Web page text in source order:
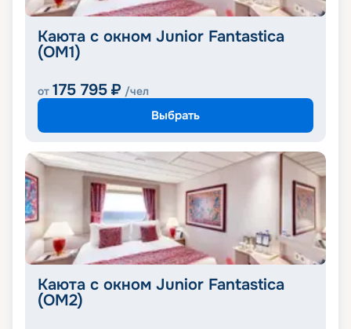
Каюта с окном Junior Fantastica
(OM1)
от 175 795 ₽ /чел
Выбрать
Каюта с окном Junior Fantastica
(OM2)